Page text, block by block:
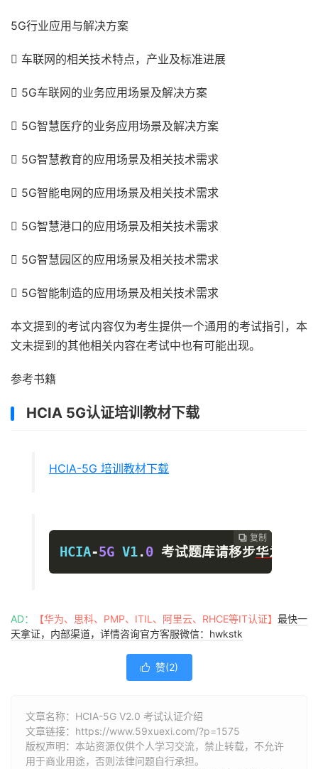
5G行业应用与解决方案
 车联网的相关技术特点，产业及标准进展
 5G车联网的业务应用场景及解决方案
 5G智慧医疗的业务应用场景及解决方案
 5G智慧教育的应用场景及相关技术需求
 5G智能电网的应用场景及相关技术需求
 5G智慧港口的应用场景及相关技术需求
 5G智慧园区的应用场景及相关技术需求
 5G智能制造的应用场景及相关技术需求
本文提到的考试内容仅为考生提供一个通用的考试指引，本
文未提到的其他相关内容在考试中也有可能出现。
参考书籍
HCIA 5G认证培训教材下载
HCIA-5G 培训教材下载
 复制
 复制
 复制
HCIA-5G V1.0 考试题库请移步华为认证
AD： 【华为、思科、PMP、ITIL、阿里云、RHCE等IT认证】 最快一
天拿证，内部渠道，详情咨询官方客服微信：hwkstk
 赞(2)
文章名称：HCIA-5G V2.0 考试认证介绍
文章链接： https://www.59xuexi.com/?p=1575
版权声明：本站资源仅供个人学习交流，禁止转载，不允许
用于商业用途，否则法律问题自行承担。